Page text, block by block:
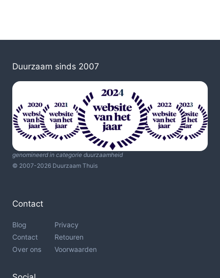
Duurzaam sinds 2007
genomineerd in categorie duurzaamheid
© 2007-2026 Duurzaam Thuis
Contact
Blog
Contact
Over ons
Privacy
Retouren
Voorwaarden